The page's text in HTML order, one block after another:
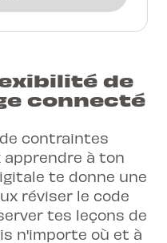
de
connecté
contraintes
à ton
te donne une
réviser le code
tes leçons de
n'importe où et à